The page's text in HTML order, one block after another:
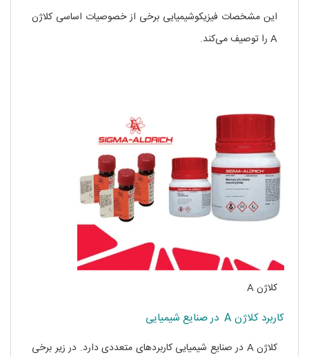
این مشخصات فیزیکوشیمیایی برخی از خصوصیات اساسی کلاژن
A را توصیف می‌کند.
کلاژن A
کاربرد کلاژن A در صنایع شیمیایی
کلاژن A در صنایع شیمیایی کاربردهای متعددی دارد. در زیر برخی